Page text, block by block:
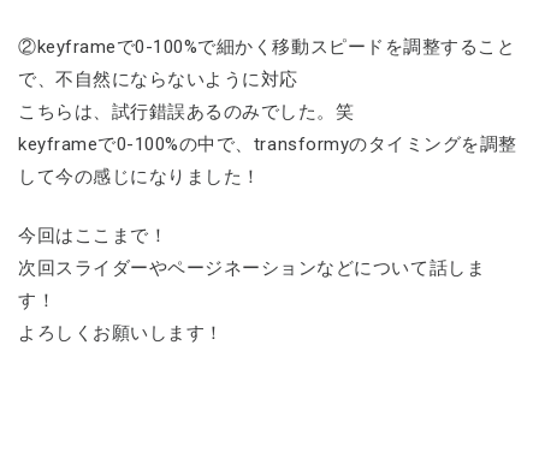
②keyframeで0-100%で細かく移動スピードを調整すること
で、不自然にならないように対応
こちらは、試行錯誤あるのみでした。笑
keyframeで0-100%の中で、transformyのタイミングを調整
して今の感じになりました！
今回はここまで！
次回スライダーやページネーションなどについて話しま
す！
よろしくお願いします！